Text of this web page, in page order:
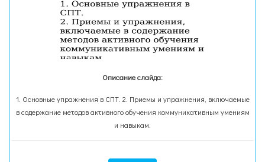
Описание слайда:
1. Основные упражнения в СПТ. 2. Приемы и упражнения, включаемые
в содержание методов активного обучения коммуникативным умениям
и навыкам.